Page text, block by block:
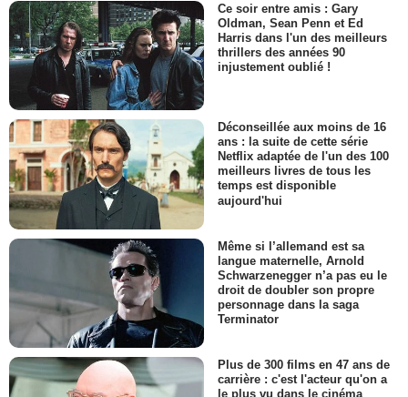
Ce soir entre amis : Gary
Oldman, Sean Penn et Ed
Harris dans l'un des meilleurs
thrillers des années 90
injustement oublié !
Déconseillée aux moins de 16
ans : la suite de cette série
Netflix adaptée de l'un des 100
meilleurs livres de tous les
temps est disponible
aujourd'hui
Même si l’allemand est sa
langue maternelle, Arnold
Schwarzenegger n’a pas eu le
droit de doubler son propre
personnage dans la saga
Terminator
Plus de 300 films en 47 ans de
carrière : c'est l'acteur qu'on a
le plus vu dans le cinéma